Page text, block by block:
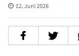
12. Juni 2026